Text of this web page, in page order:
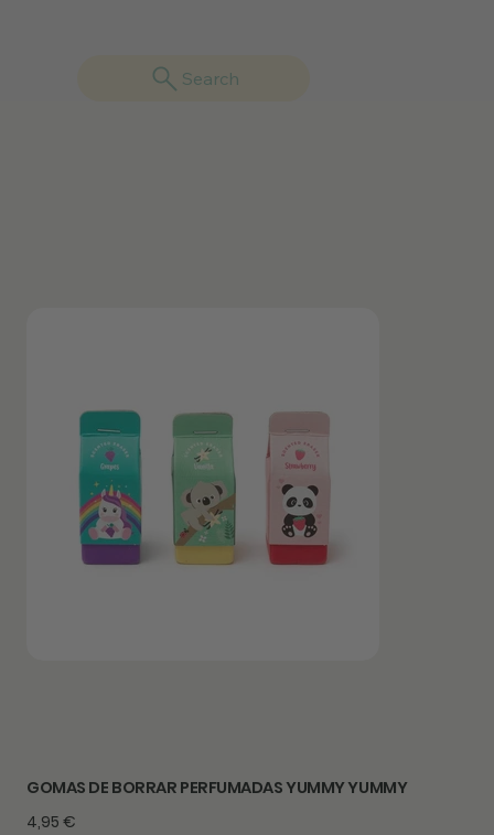
Search
GOMAS DE BORRAR PERFUMADAS YUMMY YUMMY
Precio
4,95 €